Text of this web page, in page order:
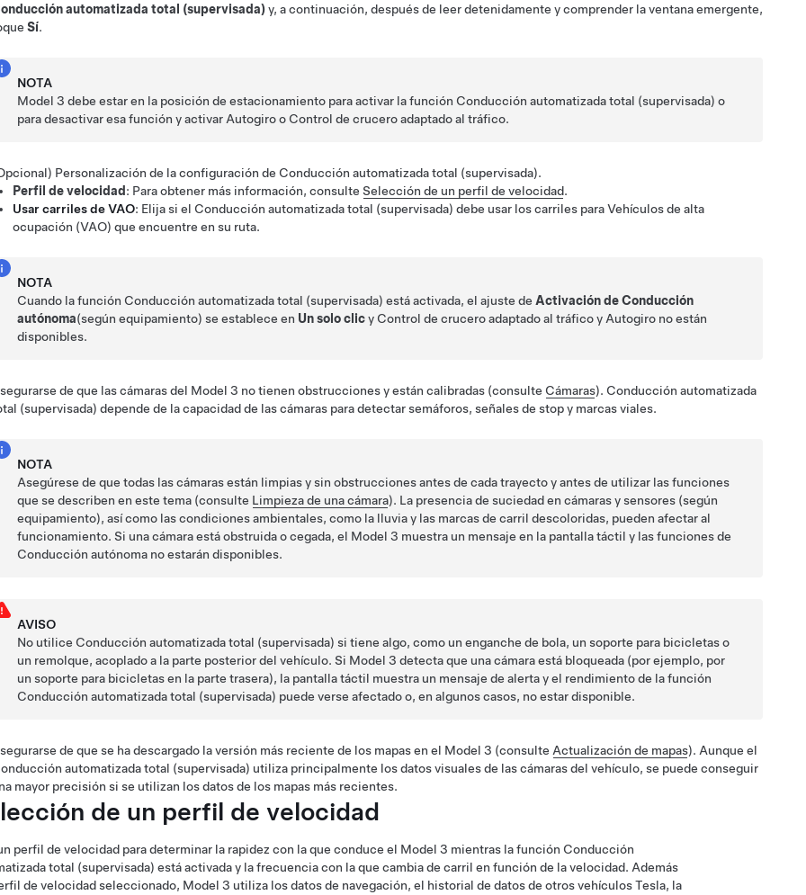
automatizada total (supervisada)y, a continuación, después de leer detenidamente y comprender la ventana emergente,
Sí.
NOTA
Model 3 debe estar en la posición de estacionamiento para activar la función Conducción automatizada total (supervisada) o
para desactivar esa función y activar Autogiroo Control de crucero adaptado al tráfico.
Personalización de la configuración de Conducción automatizada total (supervisada).
Perfil de velocidad : Para obtener más información, consulte Selección de un perfil de velocidad.
Usar carriles de VAO: Elija si el Conducción automatizada total (supervisada) debe usar los carriles para Vehículos de alta
ocupación (VAO) que encuentre en su ruta.
NOTA
Cuando la función Conducción automatizada total (supervisada) está activada, el ajuste de Activación de Conducción
autónoma(según equipamiento) se establece en Un solo clicy Control de crucero adaptado al tráficoy Autogiro no están
disponibles.
de que las cámaras del Model 3 no tienen obstrucciones y están calibradas (consulte Cámaras). Conducción automatizada
(supervisada) depende de la capacidad de las cámaras para detectar semáforos, señales de stop y marcas viales.
NOTA
Asegúrese de que todas las cámaras están limpias y sin obstrucciones antes de cada trayecto y antes de utilizar las funciones
que se describen en este tema (consulte Limpieza de una cámara). La presencia de suciedad en cámarasy sensores (según
equipamiento), así como las condiciones ambientales, como la lluvia y las marcas de carril descoloridas, pueden afectar al
funcionamiento. Si una cámara está obstruida o cegada, el Model 3 muestra un mensaje en la pantalla táctil y las funciones de
Conducción autónoma no estarán disponibles.
AVISO
No utilice Conducción automatizada total (supervisada) si tiene algo, como un enganche de bola, un soporte para bicicletas o
un remolque, acoplado a la parte posterior del vehículo. Si Model 3 detecta que una cámara está bloqueada (por ejemplo, por
un soporte para bicicletas en la parte trasera), la pantalla táctil muestra un mensaje de alerta y el rendimiento de la función
Conducción automatizada total (supervisada) puede verse afectado o, en algunos casos, no estar disponible.
de que se ha descargado la versión más reciente de los mapas en el Model 3 (consulte Actualización de mapas). Aunque el
automatizada total (supervisada) utiliza principalmente los datos visuales de las cámaras del vehículo, se puede conseguir
mayor precisión si se utilizan los datos de los mapas más recientes.
de un perfil de velocidad
perfil de velocidad para determinar la rapidez con la que conduce el Model 3 mientras la función Conducción
total (supervisada) está activada y la frecuencia con la que cambia de carril en función de la velocidad. Además
de velocidad seleccionado, Model 3 utiliza los datos de navegación, el historial de datos de otros vehículos Tesla, la